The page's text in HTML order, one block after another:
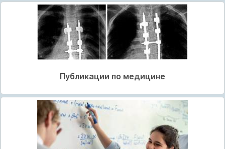
Публикации по медицине